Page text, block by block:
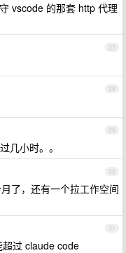
vscode 的那套 http 代理
27
28
29
几小时。。
30
了，还有一个拉工作空间
31
过 claude code